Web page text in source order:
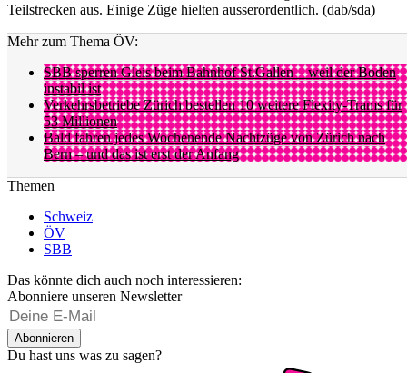
Teilstrecken aus. Einige Züge hielten ausserordentlich. (dab/sda)
Mehr zum Thema ÖV:
SBB sperren Gleis beim Bahnhof St.Gallen – weil der Boden
instabil ist
Verkehrsbetriebe Zürich bestellen 10 weitere Flexity-Trams für
53 Millionen
Bald fahren jedes Wochenende Nachtzüge von Zürich nach
Bern – und das ist erst der Anfang
Themen
Schweiz
ÖV
SBB
Das könnte dich auch noch interessieren:
Abonniere unseren Newsletter
Abonnieren
Du hast uns was zu sagen?